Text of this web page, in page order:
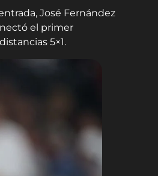
José Fernández
el primer
5×1.